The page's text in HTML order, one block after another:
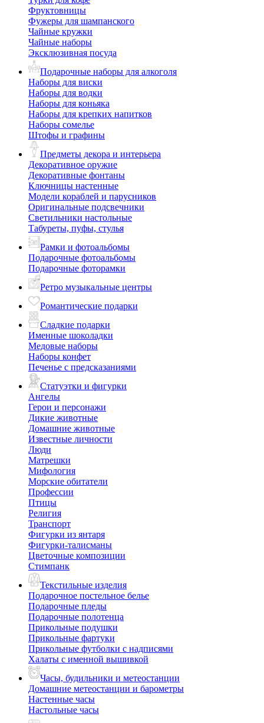
Фруктовницы
Фужеры для шампанского
Чайные кружки
Чайные наборы
Эксклюзивная посуда
Подарочные наборы для алкоголя
Наборы для виски
Наборы для водки
Наборы для коньяка
Наборы для крепких напитков
Наборы сомелье
Штофы и графины
Предметы декора и интерьера
Декоративное оружие
Декоративные фонтаны
Ключницы настенные
Модели кораблей и парусников
Оригинальные подсвечники
Светильники настольные
Табуреты, пуфы, стулья
Рамки и фотоальбомы
Подарочные фотоальбомы
Подарочные фоторамки
Ретро музыкальные центры
Романтические подарки
Сладкие подарки
Именные шоколадки
Медовые наборы
Наборы конфет
Печенье с предсказаниями
Статуэтки и фигурки
Ангелы
Герои и персонажи
Дикие животные
Домашние животные
Известные личности
Люди
Матрешки
Мифология
Морские обитатели
Профессии
Птицы
Религия
Транспорт
Фигурки из янтаря
Фигурки-талисманы
Цветочные композиции
Стимпанк
Текстильные изделия
Подарочное постельное белье
Подарочные пледы
Подарочные полотенца
Прикольные подушки
Прикольные фартуки
Прикольные футболки с надписями
Халаты с именной вышивкой
Часы, будильники и метеостанции
Домашние метеостанции и барометры
Настенные часы
Настольные часы